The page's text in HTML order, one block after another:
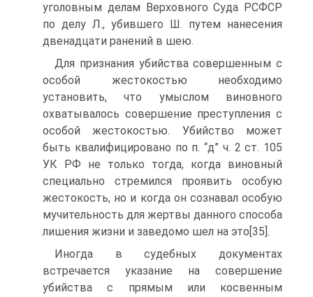
уголовным делам Верховного Суда РСФСР
по делу Л., убившего Ш. путем нанесения
двенадцати ранений в шею.
Для признания убийства совершенным с
особой жестокостью необходимо
установить, что умыслом виновного
охватывалось совершение преступления с
особой жестокостью. Убийство может
быть квалифицировано по п. “д” ч. 2 ст. 105
УК РФ не только тогда, когда виновный
специально стремился проявить особую
жестокость, но и когда он сознавал особую
мучительность для жертвы данного способа
лишения жизни и заведомо шел на это[35].
Иногда в судебных документах
встречается указание на совершение
убийства с прямым или косвенным